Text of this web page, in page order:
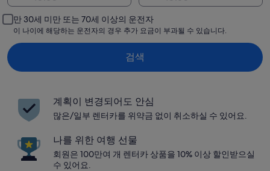
만 30세 미만 또는 70세 이상의 운전자
이 나이에 해당하는 운전자의 경우 추가 요금이 부과될 수 있습니다.
검색
계획이 변경되어도 안심
많은/일부 렌터카를 위약금 없이 취소하실 수 있어요.
나를 위한 여행 선물
회원은 100만여 개 렌터카 상품을 10% 이상 할인받으실
수 있어요.